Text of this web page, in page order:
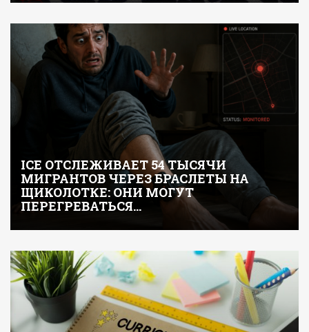
ICE ОТСЛЕЖИВАЕТ 54 ТЫСЯЧИ
МИГРАНТОВ ЧЕРЕЗ БРАСЛЕТЫ НА
ЩИКОЛОТКЕ: ОНИ МОГУТ
ПЕРЕГРЕВАТЬСЯ…